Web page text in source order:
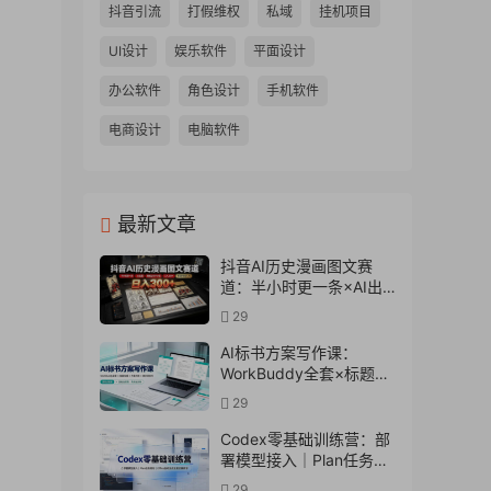
抖音引流 打假维权 私域 挂机项目
UI设计 娱乐软件 平面设计
办公软件 角色设计 手机软件
电商设计 电脑软件
最新文章
抖音AI历史漫画图文赛
道：半小时更一条×AI出
图×邪修过伙伴计划×日入
300+，零成本快速入局
29
AI标书方案写作课：
WorkBuddy全套×标题生
成×方案大纲×提示词技巧
×废标点检查×豆包流程
图，高效出方案
29
Codex零基础训练营：部
署模型接入｜Plan任务规
划｜Office自动生成全套